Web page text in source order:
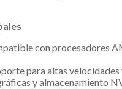
con procesadores
para altas
y almacenamiento